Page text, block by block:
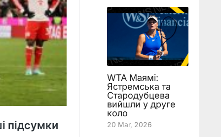
WTA Маямі:
Ястремська та
Стародубцева
вийшли у друге
коло
20 Mar, 2026